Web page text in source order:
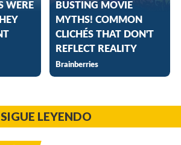
SIGUE LEYENDO